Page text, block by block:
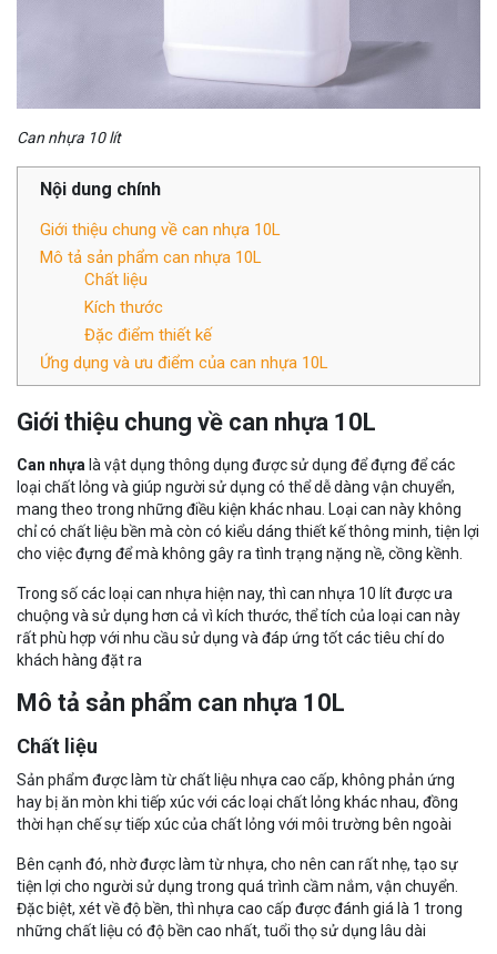
Can nhựa 10 lít
Nội dung chính
Giới thiệu chung về can nhựa 10L
Mô tả sản phẩm can nhựa 10L
Chất liệu
Kích thước
Đặc điểm thiết kế
Ứng dụng và ưu điểm của can nhựa 10L
Giới thiệu chung về can nhựa 10L
Can nhựa là vật dụng thông dụng được sử dụng để đựng để các
loại chất lỏng và giúp người sử dụng có thể dễ dàng vận chuyển,
mang theo trong những điều kiện khác nhau. Loại can này không
chỉ có chất liệu bền mà còn có kiểu dáng thiết kế thông minh, tiện lợi
cho việc đựng để mà không gây ra tình trạng nặng nề, cồng kềnh.
Trong số các loại can nhựa hiện nay, thì can nhựa 10 lít được ưa
chuộng và sử dụng hơn cả vì kích thước, thể tích của loại can này
rất phù hợp với nhu cầu sử dụng và đáp ứng tốt các tiêu chí do
khách hàng đặt ra
Mô tả sản phẩm can nhựa 10L
Chất liệu
Sản phẩm được làm từ chất liệu nhựa cao cấp, không phản ứng
hay bị ăn mòn khi tiếp xúc với các loại chất lỏng khác nhau, đồng
thời hạn chế sự tiếp xúc của chất lỏng với môi trường bên ngoài
Bên cạnh đó, nhờ được làm từ nhựa, cho nên can rất nhẹ, tạo sự
tiện lợi cho người sử dụng trong quá trình cầm nắm, vận chuyển.
Đặc biệt, xét về độ bền, thì nhựa cao cấp được đánh giá là 1 trong
những chất liệu có độ bền cao nhất, tuổi thọ sử dụng lâu dài